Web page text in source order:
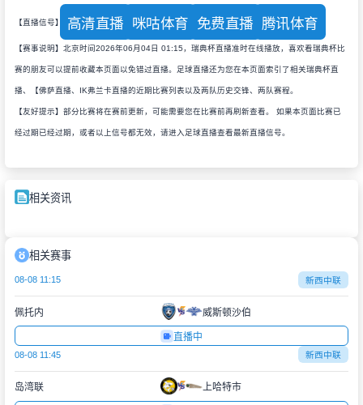
【直播信号】 高清直播 咪咕体育 免费直播 腾讯体育
【赛事说明】北京时间2026年06月04日 01:15，瑞典杯直播准时在线播放，喜欢看瑞典杯比
赛的朋友可以提前收藏本页面以免错过直播。足球直播还为您在本页面索引了相关瑞典杯直
播、【佛萨直播、IK弗兰卡直播的近期比赛列表以及两队历史交锋、两队赛程。
【友好提示】部分比赛将在赛前更新，可能需要您在比赛前再刷新查看。 如果本页面比赛已
经过期已经过期，或者以上信号都无效，请进入足球直播查看最新直播信号。
相关资讯
相关赛事
08-08 11:15 新西中联
佩托内 威斯顿沙伯
直播中
08-08 11:45 新西中联
岛湾联 上哈特市